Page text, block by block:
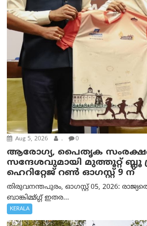
Aug 5, 2026 . 0
ആരോഗ്യ, പൈതൃക
സന്ദേശവുമായി മുത്തൂറ്റ് ബ്ലൂ
ഹെറിറ്റേജ് റൺ ഓഗസ്റ്റ് 9 ന്
തിരുവനന്തപുരം, ഓഗസ്റ്റ് 05, 2026:
ബാങ്കിമ്മ്ഗ്ഗ് ഇതര...
KERALA